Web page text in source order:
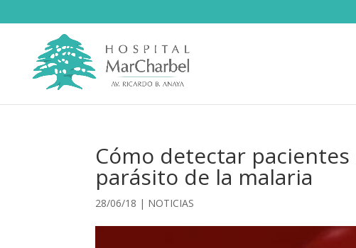
Cómo detectar
parásito de la malaria
28/06/18 | NOTICIAS